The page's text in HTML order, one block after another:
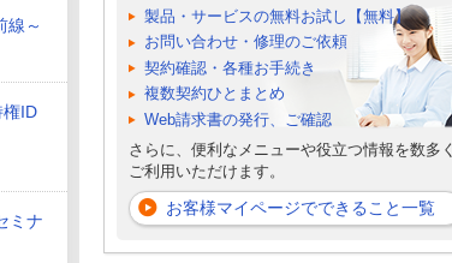
線～
ID
ミナ
製品・サービスの無料お試し【無料】
お問い合わせ・修理のご依頼
契約確認・各種お手続き
複数契約ひとまとめ
Web請求書の発行、ご確認
さらに、便利なメニューや役立つ情報を数多く
ご利用いただけます。
お客様マイページでできること一覧